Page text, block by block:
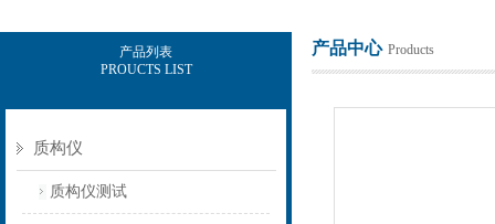
产品列表
PROUCTS LIST
质构仪
质构仪测试
产品中心 Products